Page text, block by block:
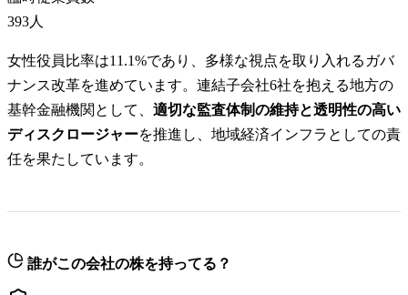
393人
女性役員比率は11.1%であり、多様な視点を取り入れるガバ
ナンス改革を進めています。連結子会社6社を抱える地方の
基幹金融機関として、 適切な監査体制の維持と透明性の高い
ディスクロージャーを推進し、地域経済インフラとしての責
任を果たしています。
誰がこの会社の株を持ってる？